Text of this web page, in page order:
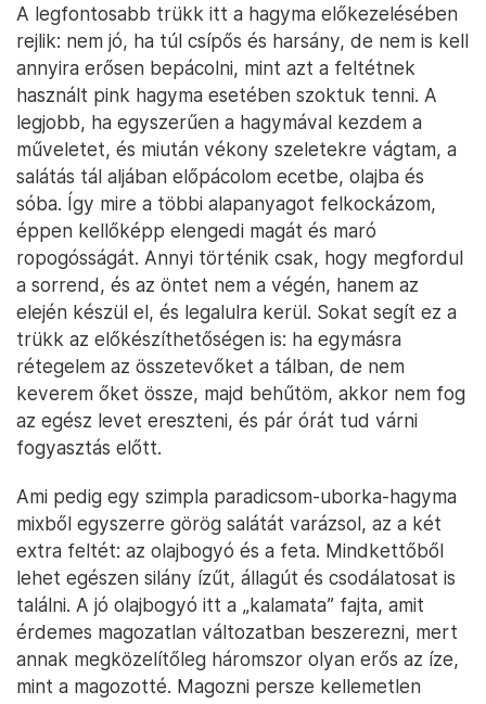
A legfontosabb trükk itt a hagyma előkezelésében
rejlik: nem jó, ha túl csípős és harsány, de nem is kell
annyira erősen bepácolni, mint azt a feltétnek
használt pink hagyma esetében szoktuk tenni. A
legjobb, ha egyszerűen a hagymával kezdem a
műveletet, és miután vékony szeletekre vágtam, a
salátás tál aljában előpácolom ecetbe, olajba és
sóba. Így mire a többi alapanyagot felkockázom,
éppen kellőképp elengedi magát és maró
ropogósságát. Annyi történik csak, hogy megfordul
a sorrend, és az öntet nem a végén, hanem az
elején készül el, és legalulra kerül. Sokat segít ez a
trükk az előkészíthetőségen is: ha egymásra
rétegelem az összetevőket a tálban, de nem
keverem őket össze, majd behűtöm, akkor nem fog
az egész levet ereszteni, és pár órát tud várni
fogyasztás előtt.
Ami pedig egy szimpla paradicsom-uborka-hagyma
mixből egyszerre görög salátát varázsol, az a két
extra feltét: az olajbogyó és a feta. Mindkettőből
lehet egészen silány ízűt, állagút és csodálatosat is
találni. A jó olajbogyó itt a „kalamata” fajta, amit
érdemes magozatlan változatban beszerezni, mert
annak megközelítőleg háromszor olyan erős az íze,
mint a magozotté. Magozni persze kellemetlen